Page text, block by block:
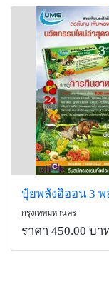
กรุงเทพมหานคร
ราคา 450.00 บา